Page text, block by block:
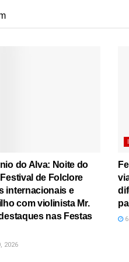
do Alva: Noite do
de Folclore
internacionais e
com violinista Mr.
nas Festas
2026
6